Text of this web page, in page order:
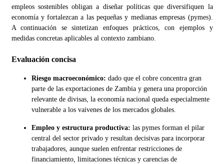
empleos sostenibles obligan a diseñar políticas que diversifiquen la
economía y fortalezcan a las pequeñas y medianas empresas (pymes).
A continuación se sintetizan enfoques prácticos, con ejemplos y
medidas concretas aplicables al contexto zambiano.
Evaluación concisa
Riesgo macroeconómico: dado que el cobre concentra gran
parte de las exportaciones de Zambia y genera una proporción
relevante de divisas, la economía nacional queda especialmente
vulnerable a los vaivenes de los mercados globales.
Empleo y estructura productiva: las pymes forman el pilar
central del sector privado y resultan decisivas para incorporar
trabajadores, aunque suelen enfrentar restricciones de
financiamiento, limitaciones técnicas y carencias de